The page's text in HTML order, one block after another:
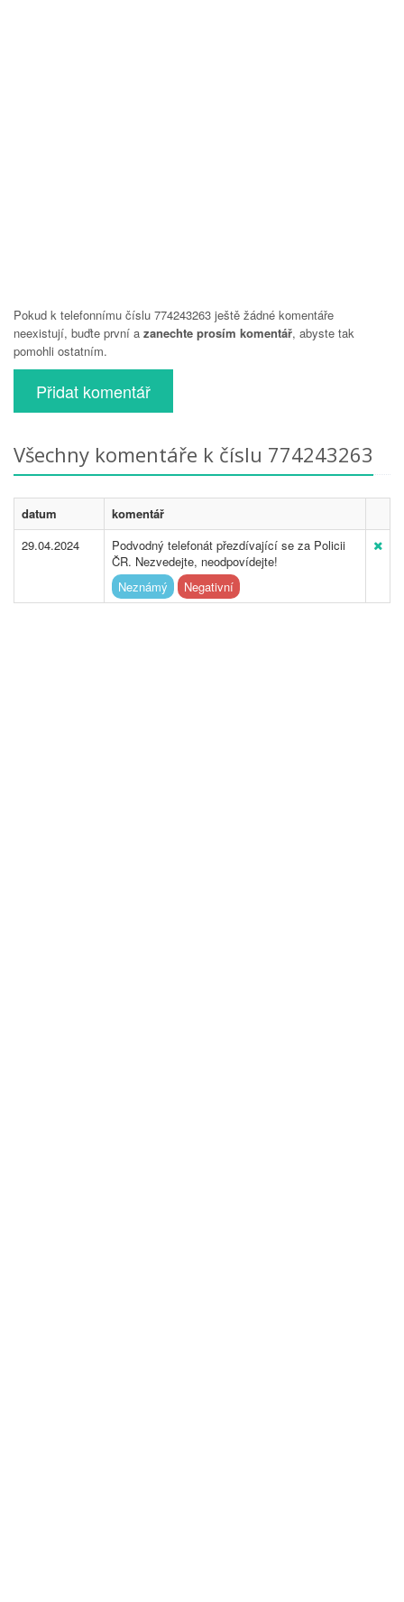
Pokud k telefonnímu číslu 774243263 ještě žádné komentáře
neexistují, buďte první a zanechte prosím komentář, abyste tak
pomohli ostatním.
Přidat komentář
Všechny komentáře k číslu 774243263
datum
komentář
29.04.2024
Podvodný telefonát přezdívající se za Policii
ČR. Nezvedejte, neodpovídejte!
Neznámý
Negativní